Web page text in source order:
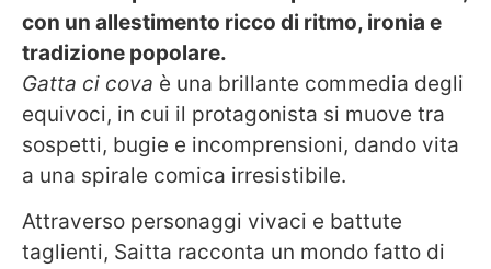
con un allestimento ricco di ritmo, ironia e
tradizione popolare.
Gatta ci cova è una brillante commedia degli
equivoci, in cui il protagonista si muove tra
sospetti, bugie e incomprensioni, dando vita
a una spirale comica irresistibile.
Attraverso personaggi vivaci e battute
taglienti, Saitta racconta un mondo fatto di